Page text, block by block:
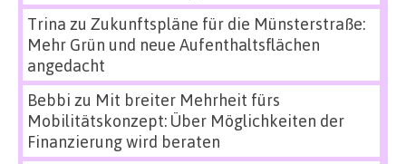
Trina zu Zukunftspläne für die Münsterstraße:
Mehr Grün und neue Aufenthaltsflächen
angedacht
Bebbi zu Mit breiter Mehrheit fürs
Mobilitätskonzept: Über Möglichkeiten der
Finanzierung wird beraten